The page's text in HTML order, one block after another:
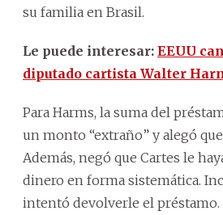
su familia en Brasil.
Le puede interesar: EEUU
diputado cartista Walter
Para Harms, la suma del
un monto “extraño” y alegó
Además, negó que Cartes le
dinero en forma sistemática.
intentó devolverle el préstamo.